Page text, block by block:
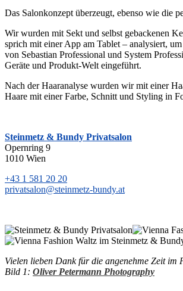
Das Salonkonzept überzeugt, ebenso wie die
Wir wurden mit Sekt und selbst gebackenen
sprich mit einer App am Tablet – analysiert,
von Sebastian Professional und System
Geräte und Produkt-Welt eingeführt.
Nach der Haaranalyse wurden wir mit einer
Haare mit einer Farbe, Schnitt und Styling in
Steinmetz & Bundy Privatsalon
Opernring 9
1010 Wien
+43 1 581 20 20
privatsalon@steinmetz-bundy.at
Vielen lieben Dank für die angenehme Zeit im
Bild 1: Oliver Petermann Photography